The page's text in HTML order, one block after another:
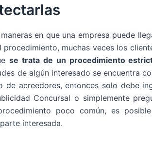
en que una empresa puede
muchas veces los
se trata de un procedimiento
de algún interesado se encuentra
de acreedores, entonces solo debe
Concursal o simplemente
poco común, es
interesada.